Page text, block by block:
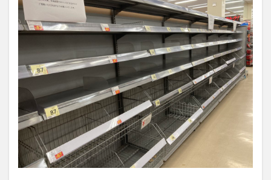
BW パステ
ワークジ
1.2
【NEW
ARRIVAL】
チェコ軍
民間防衛
グレー＆
オレンジ